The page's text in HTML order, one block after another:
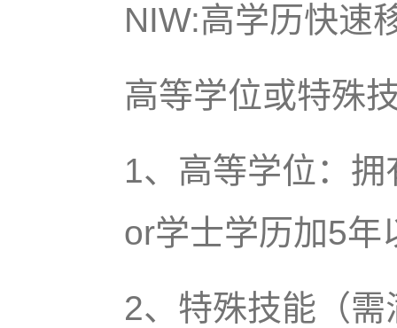
NIW:高学历快速
高等学位或特殊
1、高等学位：
or学士学历加5年
2、特殊技能（